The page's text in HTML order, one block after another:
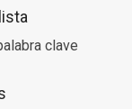
clave